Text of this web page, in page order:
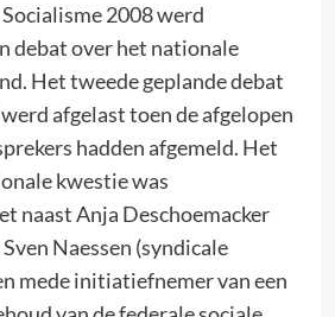
2008 werd
debat over het nationale
Het tweede geplande debat
afgelast toen de afgelopen
hadden afgemeld. Het
kwestie was
naast Anja Deschoemacker
Naessen (syndicale
mede initiatiefnemer van een